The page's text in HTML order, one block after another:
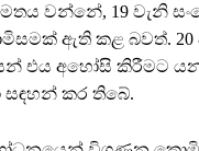
වන්නේ, 19 වැනි
ඇති කළ බවත්. 20
එය අහෝසි කිරීමට
සඳහන් කර තිබේ.